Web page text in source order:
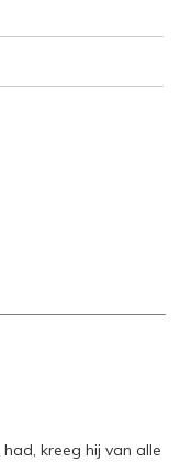
kreeg hij van alle